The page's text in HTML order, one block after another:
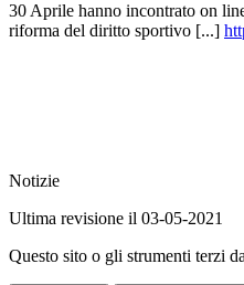
30 Aprile hanno incontrato on
riforma del diritto sportivo [...]
Notizie
Ultima revisione il 03-05-2021
Questo sito o gli strumenti terzi